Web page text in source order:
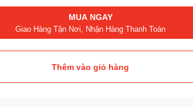
MUA NGAY
Giao Hàng Tận Nơi, Nhận Hàng Thanh Toán
Thêm vào giỏ hàng